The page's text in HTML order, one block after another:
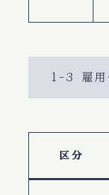
1-3 雇用
区分